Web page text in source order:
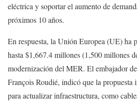
eléctrica y soportar el aumento de
próximos 10 años.
En respuesta, la Unión Europea (UE) ha
hasta $1,667.4 millones (1,500 millones
modernización del MER. El embajador
François Roudié, indicó que la propuesta
para actualizar infraestructura, como